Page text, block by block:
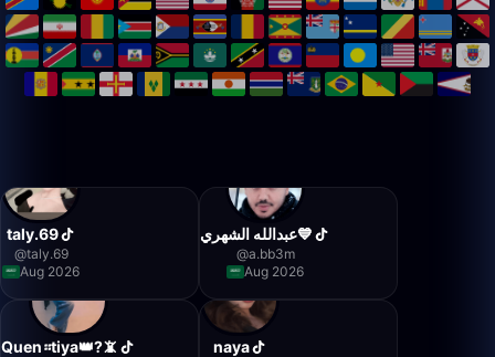
taly.69
@taly.69
Aug 2026
عبدالله الشهري💙
@a.bb3m
Aug 2026
Quen።tiya👑?📵 naya